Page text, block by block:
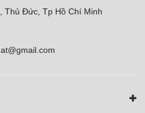
Thủ Đức, Tp Hồ Chí Minh